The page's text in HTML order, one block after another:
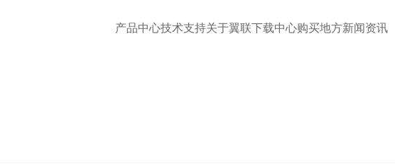
产品中心技术支持关于翼联下载中心购买地方新闻资讯